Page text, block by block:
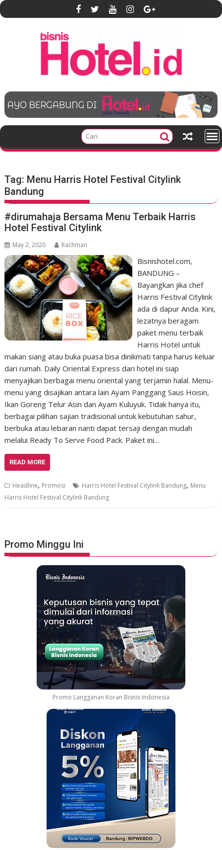
S
k
e
t
Tag: Menu Harris Hotel Festival Citylink
Bandung
#dirumahaja Bersama Menu Terbaik Harris
Hotel Festival Citylink
May 2, 2020 Rachman
Bisnishotel.com,
BANDUNG –
Bayangkan jika chef
Harris Festival Citylink
ada di dapur Anda. Kini,
lezatnya beragam
paket menu terbaik
Harris Hotel untuk
makan siang atau buka puasa bisa dinikmati tanpa harus keluar
dari rumah. Daily Oriental Express dari hotel ini siap
menyajikan berbagai menu oriental yang terjamin halal. Menu-
menu yang disajikan antara lain Ayam Panggang Saus Hoisin,
Ikan Goreng Telur Asin dan Ayam Kuluyuk. Tidak hanya itu,
berbagai pilihan sajian tradisional untuk kebutuhan sahur,
berbuka atau lebaran nanti dapat tersaji dengan mudah
melalui Ready To Serve Food Pack. Paket ini…
READ MORE
Headline, Promosi Harris Hotel Festival Citylink Bandung, Menu
Harris Hotel Festival Citylink Bandung
Promo Minggu Ini
Promo Langganan Koran Bisnis Indonesia